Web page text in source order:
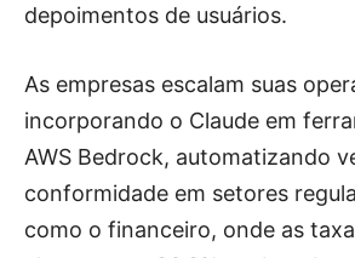
depoimentos de usuários.
As empresas escalam suas
incorporando o Claude em
AWS Bedrock, automatizando
conformidade em setores
como o financeiro, onde as